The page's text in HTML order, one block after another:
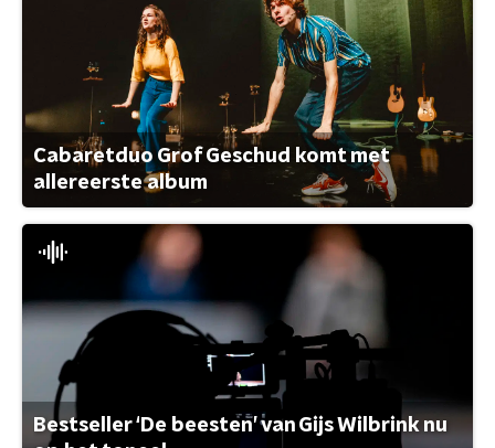
Cabaretduo Grof Geschud komt met
allereerste album
Bestseller ‘De beesten’ van Gijs Wilbrink nu